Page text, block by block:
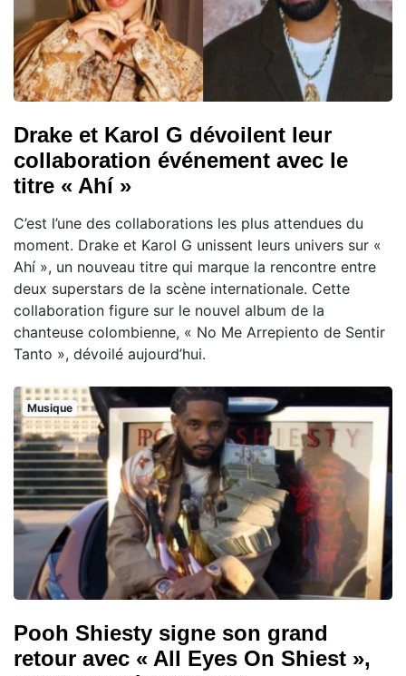
Drake et Karol G dévoilent leur
collaboration événement avec le
titre « Ahí »
C’est l’une des collaborations les plus attendues du
moment. Drake et Karol G unissent leurs univers sur «
Ahí », un nouveau titre qui marque la rencontre entre
deux superstars de la scène internationale. Cette
collaboration figure sur le nouvel album de la
chanteuse colombienne, « No Me Arrepiento de Sentir
Tanto », dévoilé aujourd’hui.
Musique
Pooh Shiesty signe son grand
retour avec « All Eyes On Shiest »,